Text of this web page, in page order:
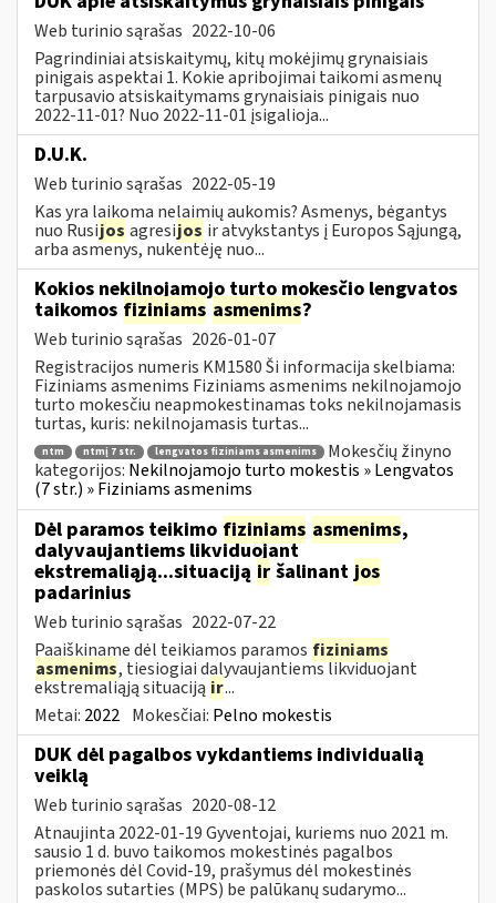
Web turinio sąrašas 2022-10-06
Pagrindiniai atsiskaitymų, kitų mokėjimų grynaisiais
pinigais aspektai 1. Kokie apribojimai taikomi asmenų
tarpusavio atsiskaitymams grynaisiais pinigais nuo
2022-11-01? Nuo 2022-11-01 įsigalioja...
D.U.K.
Web turinio sąrašas 2022-05-19
Kas yra laikoma nelaimių aukomis? Asmenys, bėgantys
nuo Rusijos agresijos ir atvykstantys į Europos Sąjungą,
arba asmenys, nukentėję nuo...
Kokios nekilnojamojo turto mokesčio lengvatos
taikomos fiziniams asmenims?
Web turinio sąrašas 2026-01-07
Registracijos numeris KM1580 Ši informacija skelbiama:
Fiziniams asmenims Fiziniams asmenims nekilnojamojo
turto mokesčiu neapmokestinamas toks nekilnojamasis
turtas, kuris: nekilnojamasis turtas...
ntm ntmį 7 str. lengvatos fiziniams asmenims
Mokesčių žinyno
kategorijos: Nekilnojamojo turto mokestis » Lengvatos
(7 str.) » Fiziniams asmenims
Dėl paramos teikimo fiziniams asmenims,
dalyvaujantiems likviduojant
ekstremaliąją...situaciją ir šalinant jos
padarinius
Web turinio sąrašas 2022-07-22
Paaiškiname dėl teikiamos paramos fiziniams
asmenims, tiesiogiai dalyvaujantiems likviduojant
ekstremaliąją situaciją ir...
Metai: 2022 Mokesčiai: Pelno mokestis
DUK dėl pagalbos vykdantiems individualią
veiklą
Web turinio sąrašas 2020-08-12
Atnaujinta 2022-01-19 Gyventojai, kuriems nuo 2021 m.
sausio 1 d. buvo taikomos mokestinės pagalbos
priemonės dėl Covid-19, prašymus dėl mokestinės
paskolos sutarties (MPS) be palūkanų sudarymo...